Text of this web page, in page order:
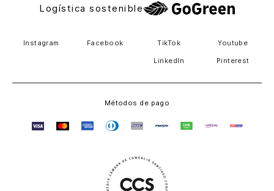
Logística sostenible
Instagram Facebook TikTok Youtube
LinkedIn Pinterest
Métodos de pago